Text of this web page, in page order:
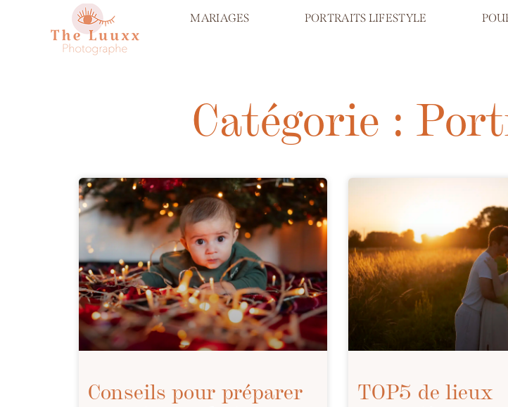
MARIAGES PORTRAITS LIFESTYLE
Catégorie :
Conseils pour préparer
TOP5 de lieux